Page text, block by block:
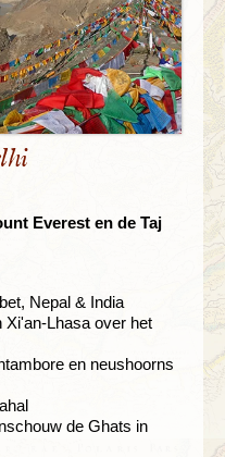
Everest en de Taj
Nepal & India
Xi'an-Lhasa over het
en neushoorns
de Ghats in